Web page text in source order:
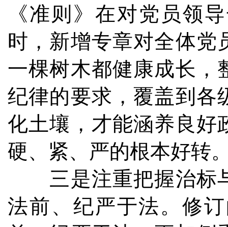
《准则》在对党员领
时，新增专章对全体党
一棵树木都健康成长，
纪律的要求，覆盖到各
化土壤，才能涵养良好
硬、紧、严的根本好转
三是注重把握治标
法前、纪严于法。修